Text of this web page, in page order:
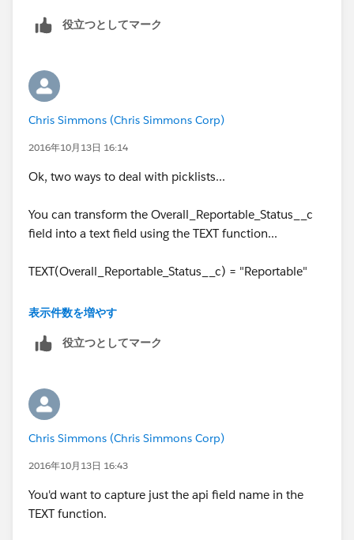
役立つとしてマーク
Chris Simmons (Chris Simmons Corp)
2016年10月13日 16:14
Ok, two ways to deal with picklists...
You can transform the Overall_Reportable_Status__c
field into a text field using the TEXT function...
TEXT(Overall_Reportable_Status__c) = "Reportable"
or you can just use the ISPICKVAL function...
ISPICKVAL(Overall_Reportable_Status__c, "Reportable
表示件数を増やす
役立つとしてマーク
Chris Simmons (Chris Simmons Corp)
2016年10月13日 16:43
You'd want to capture just the api field name in the
TEXT function.